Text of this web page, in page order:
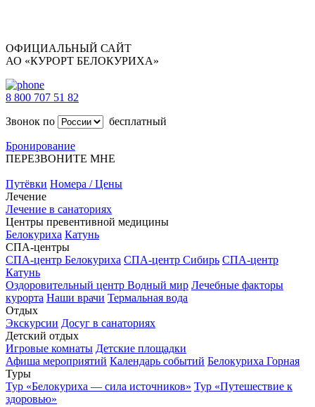
ОФИЦИАЛЬНЫЙ САЙТ
АО «КУРОРТ БЕЛОКУРИХА»
8 800 707 51 82
Звонок по
бесплатный
Бронирование
ПЕРЕЗВОНИТЕ МНЕ
Путёвки Номера / Цены
Лечение
Лечение в санаториях
Центры превентивной медицины
Белокуриха Катунь
СПА-центры
СПА-центр Белокуриха СПА-центр Сибирь СПА-центр
Катунь
Оздоровительный центр Водный мир Лечебные факторы
курорта Наши врачи Термальная вода
Отдых
Экскурсии Досуг в санаториях
Детский отдых
Игровые комнаты Детские площадки
Афиша мероприятий Календарь событий Белокуриха Горная
Туры
Тур «Белокуриха — сила источников» Тур «Путешествие к
здоровью»